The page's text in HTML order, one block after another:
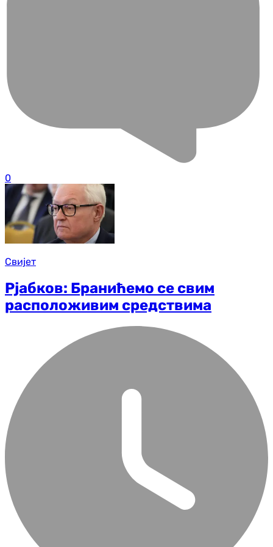
0
Свијет
Рјабков: Бранићемо се свим
расположивим средствима